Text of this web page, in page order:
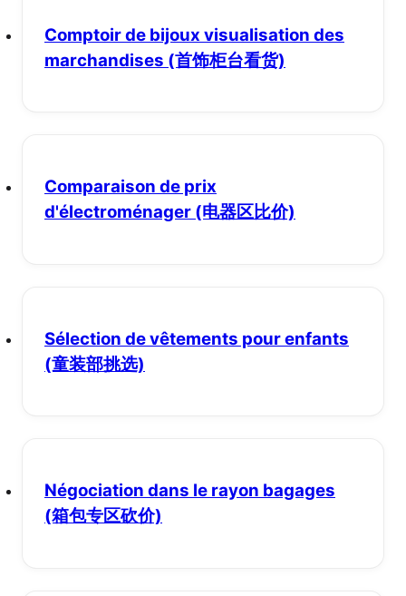
Comptoir de bijoux visualisation des
marchandises (首饰柜台看货)
Comparaison de prix
d'électroménager (电器区比价)
Sélection de vêtements pour enfants
(童装部挑选)
Négociation dans le rayon bagages
(箱包专区砍价)